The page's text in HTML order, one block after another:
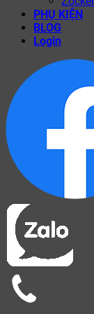
PHỤ KIỆN
BLOG
Login